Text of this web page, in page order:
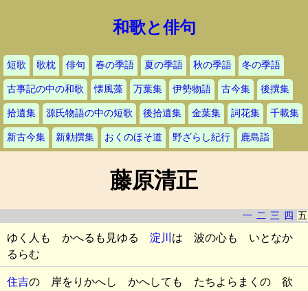
和歌と俳句
短歌 歌枕 俳句 春の季語 夏の季語 秋の季語 冬の季語
古事記の中の和歌 懐風藻 万葉集 伊勢物語 古今集 後撰集
拾遺集 源氏物語の中の短歌 後拾遺集 金葉集 詞花集 千載集
新古今集 新勅撰集 おくのほそ道 野ざらし紀行 鹿島詣
藤原清正
一 二 三 四 五
ゆく人も かへるも見ゆる 淀川 は 波の心も いとなか
るらむ
住吉の 岸をりかへし かへしても たちよらまくの 欲